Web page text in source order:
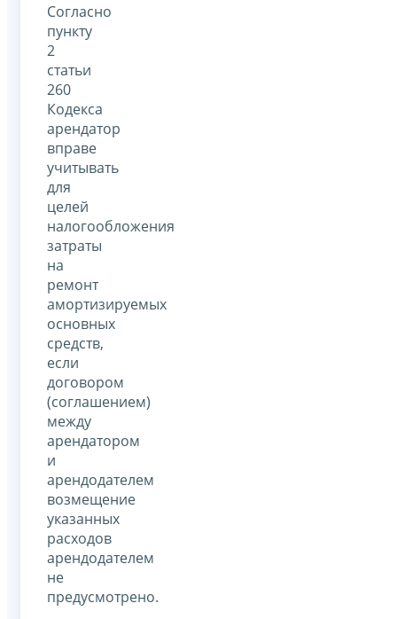
Согласно
пункту
2
статьи
260
Кодекса
арендатор
вправе
учитывать
для
целей
налогообложения
затраты
на
ремонт
амортизируемых
основных
средств,
если
договором
(соглашением)
между
арендатором
и
арендодателем
возмещение
указанных
расходов
арендодателем
не
предусмотрено.